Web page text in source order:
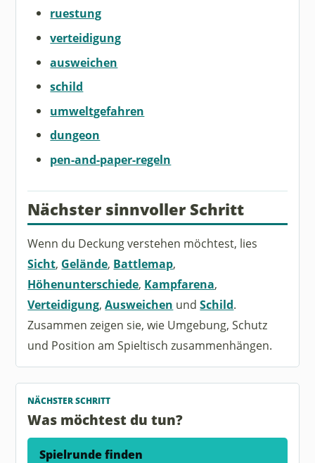
ruestung
verteidigung
ausweichen
schild
umweltgefahren
dungeon
pen-and-paper-regeln
Nächster sinnvoller Schritt
Wenn du Deckung verstehen möchtest, lies
Sicht, Gelände, Battlemap,
Höhenunterschiede, Kampfarena,
Verteidigung,Ausweichen undSchild.
Zusammen zeigen sie, wie Umgebung, Schutz
und Position am Spieltisch zusammenhängen.
NÄCHSTER SCHRITT
Was möchtest du tun?
Spielrunde finden